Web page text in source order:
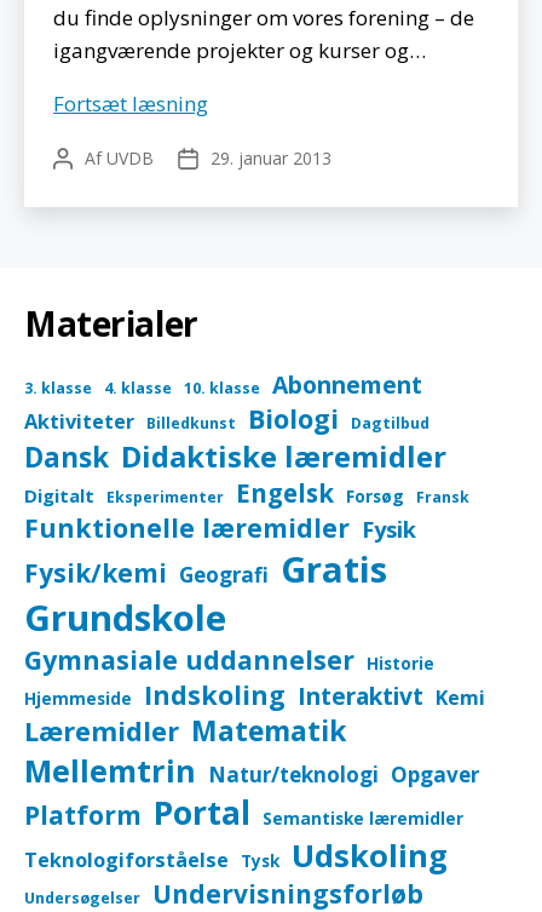
du finde oplysninger om vores forening – de
igangværende projekter og kurser og…
Fortsæt læsningKaskelot
Biologiforbundet
Indlægsforfatter
AfUVDB Indlægsdato
29. januar 2013
Materialer
3. klasse 4. klasse 10. klasse Abonnement
Aktiviteter Billedkunst Biologi Dagtilbud
Dansk Didaktiske læremidler
Digitalt Eksperimenter Engelsk Forsøg Fransk
Funktionelle læremidler Fysik
Fysik/kemi Geografi Gratis
Grundskole
Gymnasiale uddannelser Historie
Hjemmeside
Indskoling Interaktivt Kemi
Læremidler Matematik
Mellemtrin Natur/teknologi Opgaver
Platform Portal Semantiske læremidler
Teknologiforståelse Tysk Udskoling
Undersøgelser Undervisningsforløb